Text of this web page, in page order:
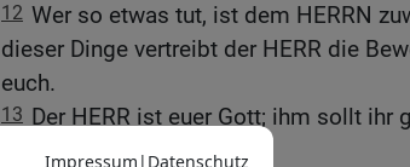
12 Wer so etwas tut, ist dem HERRN
dieser Dinge vertreibt der HERR die
euch.
13 Der HERR ist euer Gott; ihm sollt ihr
gehören.